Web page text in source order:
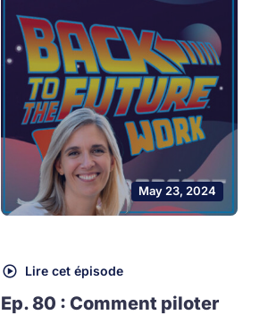
May 23, 2024
Lire cet épisode
Ep. 80 : Comment piloter